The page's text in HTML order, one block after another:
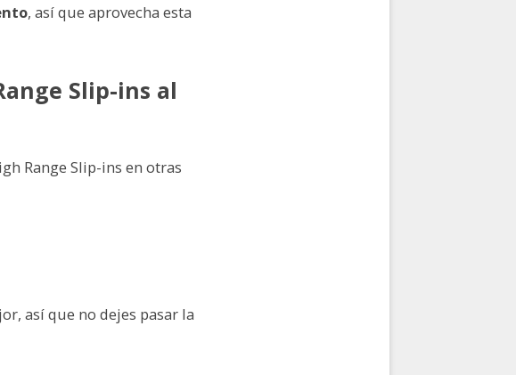
, así que aprovecha esta
Slip-ins al
Range Slip-ins en otras
así que no dejes pasar la